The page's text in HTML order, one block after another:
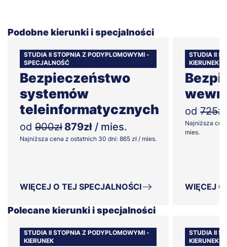
Podobne kierunki i specjalności
STUDIA II STOPNIA Z PODYPLOMOWYMI -
SPECJALNOŚĆ
Bezpieczeństwo
systemów
teleinformatycznych
od 900zł 879zł / mies.
Najniższa cena z ostatnich 30 dni: 865 zł / mies.
WIĘCEJ O TEJ SPECJALNOŚCI
STUDIA II
KIERUNEK
od 725zł
Najniższa
mies.
WIĘCEJ
Polecane kierunki i specjalności
STUDIA II STOPNIA Z PODYPLOMOWYMI -
KIERUNEK
STUDIA II
KIERUNEK